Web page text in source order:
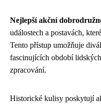
Nejlepší akční
událostech a postavách,
Tento přístup umožňuje
fascinujících období
zpracování.
Historické kulisy poskytují